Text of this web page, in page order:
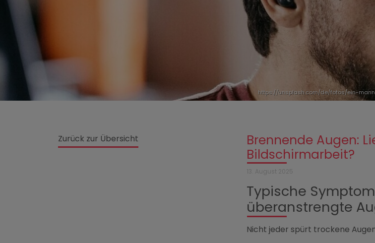
https://unsplash.com/de/fotos/ein-
Zurück zur Übersicht
Brennende Augen:
Bildschirmarbeit?
13. August 2025
Typische
überanstrengte
Nicht jeder spürt trockene